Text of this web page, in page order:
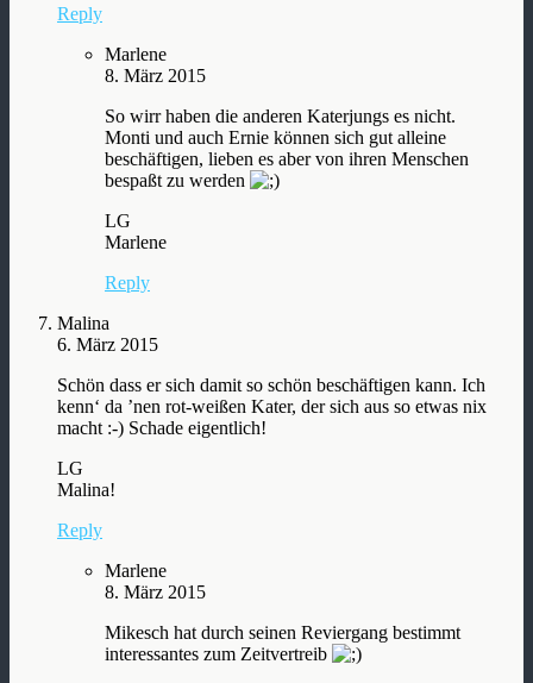
Reply
Marlene
8. März 2015
So wirr haben die anderen Katerjungs es nicht.
Monti und auch Ernie können sich gut alleine
beschäftigen, lieben es aber von ihren Menschen
bespaßt zu werden
LG
Marlene
Reply
Malina
6. März 2015
Schön dass er sich damit so schön beschäftigen kann. Ich
kenn‘ da ’nen rot-weißen Kater, der sich aus so etwas nix
macht :-) Schade eigentlich!
LG
Malina!
Reply
Marlene
8. März 2015
Mikesch hat durch seinen Reviergang bestimmt
interessantes zum Zeitvertreib